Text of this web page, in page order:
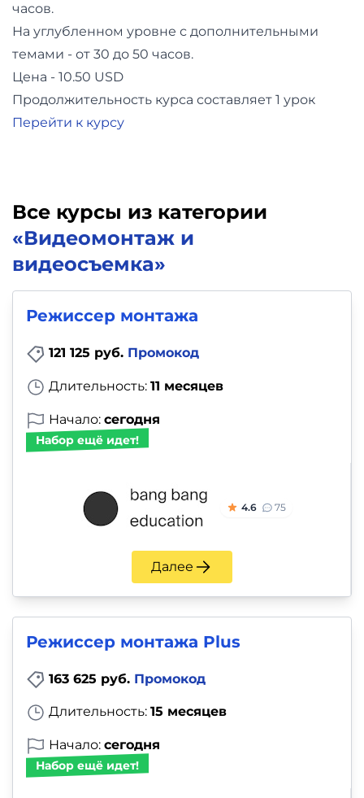
часов.
На углубленном уровне с дополнительными
темами - от 30 до 50 часов.
Цена - 10.50 USD
Продолжительность курса составляет 1 урок
Перейти к курсу
Все курсы из категории
«Видеомонтаж и
видеосъемка»
Режиссер монтажа
121 125 руб. Промокод
Длительность: 11 месяцев
Начало: сегодня
Набор ещё идет!
4.6 75
Далее
Режиссер монтажа Plus
163 625 руб. Промокод
Длительность: 15 месяцев
Начало: сегодня
Набор ещё идет!